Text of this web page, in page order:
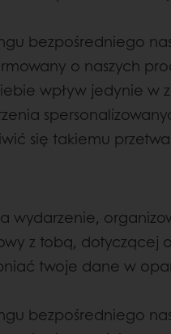
bezpośredniego
o naszych
wpływ jedynie w
się takiemu
z tobą,
twoje dane w
bezpośredniego